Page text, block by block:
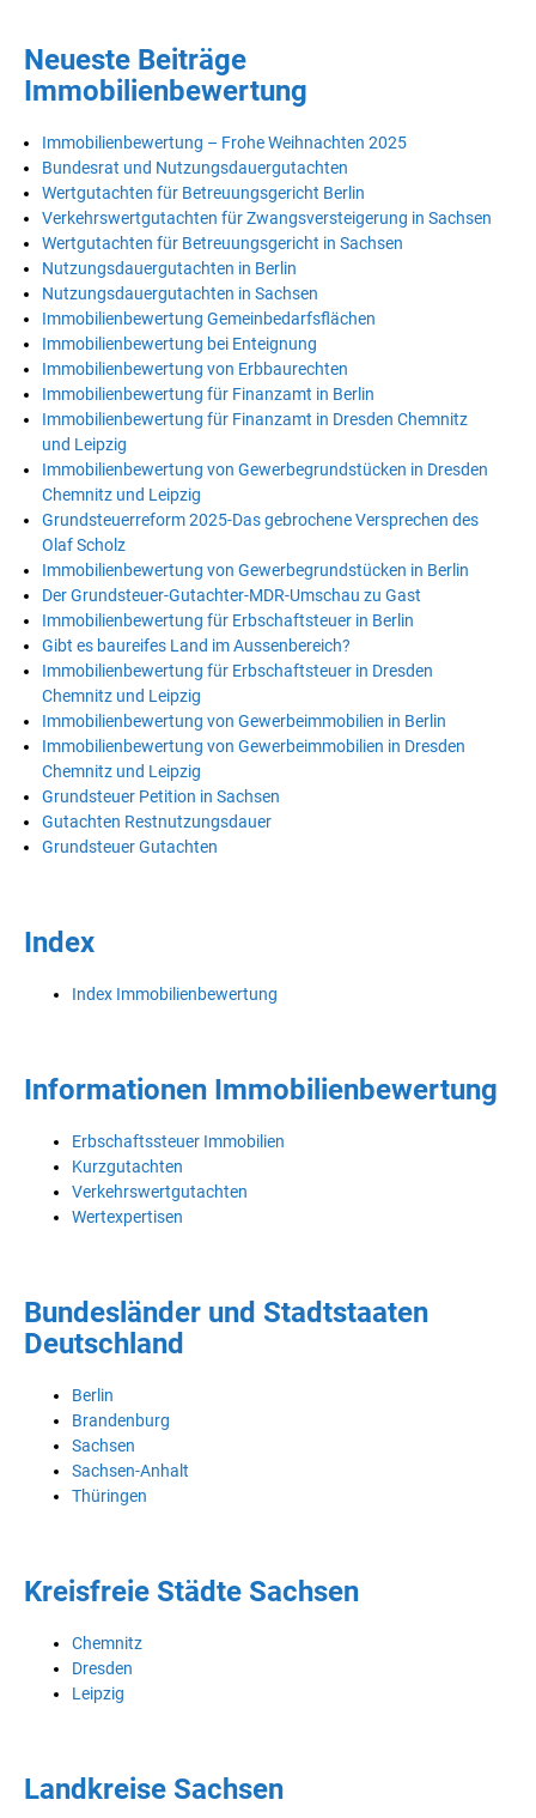
Neueste Beiträge
Immobilienbewertung
Immobilienbewertung – Frohe Weihnachten 2025
Bundesrat und Nutzungsdauergutachten
Wertgutachten für Betreuungsgericht Berlin
Verkehrswertgutachten für Zwangsversteigerung in Sachsen
Wertgutachten für Betreuungsgericht in Sachsen
Nutzungsdauergutachten in Berlin
Nutzungsdauergutachten in Sachsen
Immobilienbewertung Gemeinbedarfsflächen
Immobilienbewertung bei Enteignung
Immobilienbewertung von Erbbaurechten
Immobilienbewertung für Finanzamt in Berlin
Immobilienbewertung für Finanzamt in Dresden Chemnitz
und Leipzig
Immobilienbewertung von Gewerbegrundstücken in Dresden
Chemnitz und Leipzig
Grundsteuerreform 2025-Das gebrochene Versprechen des
Olaf Scholz
Immobilienbewertung von Gewerbegrundstücken in Berlin
Der Grundsteuer-Gutachter-MDR-Umschau zu Gast
Immobilienbewertung für Erbschaftsteuer in Berlin
Gibt es baureifes Land im Aussenbereich?
Immobilienbewertung für Erbschaftsteuer in Dresden
Chemnitz und Leipzig
Immobilienbewertung von Gewerbeimmobilien in Berlin
Immobilienbewertung von Gewerbeimmobilien in Dresden
Chemnitz und Leipzig
Grundsteuer Petition in Sachsen
Gutachten Restnutzungsdauer
Grundsteuer Gutachten
Index
Index Immobilienbewertung
Informationen Immobilienbewertung
Erbschaftssteuer Immobilien
Kurzgutachten
Verkehrswertgutachten
Wertexpertisen
Bundesländer und Stadtstaaten
Deutschland
Berlin
Brandenburg
Sachsen
Sachsen-Anhalt
Thüringen
Kreisfreie Städte Sachsen
Chemnitz
Dresden
Leipzig
Landkreise Sachsen